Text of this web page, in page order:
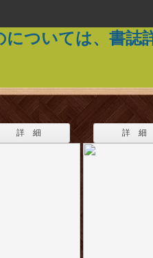
ついては、書誌
詳 細 詳 細